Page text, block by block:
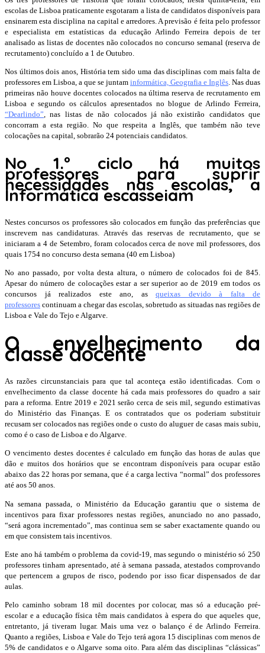
escolas de Lisboa praticamente esgotaram a lista de candidatos disponíveis para
ensinarem esta disciplina na capital e arredores. A previsão é feita pelo professor
e especialista em estatísticas da educação Arlindo Ferreira depois de ter
analisado as listas de docentes não colocados no concurso semanal (reserva de
recrutamento) concluído a 1 de Outubro.
Nos últimos dois anos, História tem sido uma das disciplinas com mais falta de
professores em Lisboa, a que se juntam informática, Geografia e Inglês. Nas duas
primeiras não houve docentes colocados na última reserva de recrutamento em
Lisboa e segundo os cálculos apresentados no blogue de Arlindo Ferreira,
“Dearlindo”, nas listas de não colocados já não existirão candidatos que
concorram a esta região. No que respeita a Inglês, que também não teve
colocações na capital, sobrarão 24 potenciais candidatos.
No 1.º ciclo há muitos
professores para suprir
necessidades nas escolas, a
Informática escasseiam
Nestes concursos os professores são colocados em função das preferências que
inscrevem nas candidaturas. Através das reservas de recrutamento, que se
iniciaram a 4 de Setembro, foram colocados cerca de nove mil professores, dos
quais 1754 no concurso desta semana (40 em Lisboa)
No ano passado, por volta desta altura, o número de colocados foi de 845.
Apesar do número de colocações estar a ser superior ao de 2019 em todos os
concursos já realizados este ano, as queixas devido à falta de
professores continuam a chegar das escolas, sobretudo as situadas nas regiões de
Lisboa e Vale do Tejo e Algarve.
O envelhecimento da
classe docente
As razões circunstanciais para que tal aconteça estão identificadas. Com o
envelhecimento da classe docente há cada mais professores do quadro a sair
para a reforma. Entre 2019 e 2021 serão cerca de seis mil, segundo estimativas
do Ministério das Finanças. E os contratados que os poderiam substituir
recusam ser colocados nas regiões onde o custo do aluguer de casas mais subiu,
como é o caso de Lisboa e do Algarve.
O vencimento destes docentes é calculado em função das horas de aulas que
dão e muitos dos horários que se encontram disponíveis para ocupar estão
abaixo das 22 horas por semana, que é a carga lectiva “normal” dos professores
até aos 50 anos.
Na semana passada, o Ministério da Educação garantiu que o sistema de
incentivos para fixar professores nestas regiões, anunciado no ano passado,
“será agora incrementado”, mas continua sem se saber exactamente quando ou
em que consistem tais incentivos.
Este ano há também o problema da covid-19, mas segundo o ministério só 250
professores tinham apresentado, até à semana passada, atestados comprovando
que pertencem a grupos de risco, podendo por isso ficar dispensados de dar
aulas.
Pelo caminho sobram 18 mil docentes por colocar, mas só a educação pré-
escolar e a educação física têm mais candidatos à espera do que aqueles que,
entretanto, já tiveram lugar. Mais uma vez o balanço é de Arlindo Ferreira.
Quanto a regiões, Lisboa e Vale do Tejo terá agora 15 disciplinas com menos de
5% de candidatos e o Algarve soma oito. Para além das disciplinas “clássicas”